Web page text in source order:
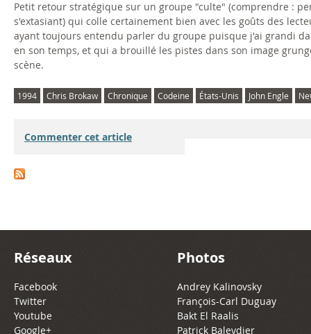
Petit retour stratégique sur un groupe "culte" (comprendre :
s'extasiant) qui colle certainement bien avec les goûts des
ayant toujours entendu parler du groupe puisque j'ai grandi
en son temps, et qui a brouillé les pistes dans son image
scène.
1994 Chris Brokaw Chronique Codeine États-Unis John Engle
Commenter cet article
Réseaux
Facebook
Twitter
Youtube
Google+
Photos
Andrey Kalinovsky
François-Carl Duguay
Bakt El Raalis
Patrick Baleydier